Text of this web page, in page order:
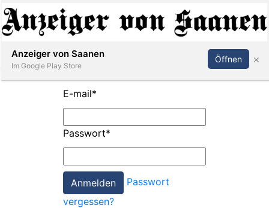
Abonnieren Anmelden
E-mail*
Passwort*
Passwort
vergessen?
Anzeiger von Saanen
Im Google Play Store
Öffnen ×